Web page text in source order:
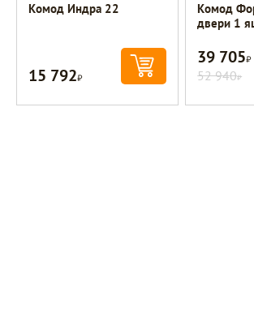
Комод Индра 22
15 792Р
Комод
двери 1
39 705Р
52 940Р